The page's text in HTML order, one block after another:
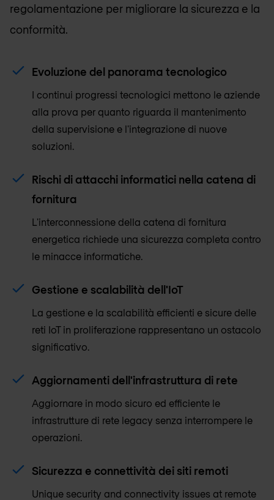
regolamentazione per migliorare la sicurezza e la
conformità.
Evoluzione del panorama tecnologico
I continui progressi tecnologici mettono le aziende
alla prova per quanto riguarda il mantenimento
della supervisione e l'integrazione di nuove
soluzioni.
Rischi di attacchi informatici nella catena di
fornitura
L'interconnessione della catena di fornitura
energetica richiede una sicurezza completa contro
le minacce informatiche.
Gestione e scalabilità dell'IoT
La gestione e la scalabilità efficienti e sicure delle
reti IoT in proliferazione rappresentano un ostacolo
significativo.
Aggiornamenti dell'infrastruttura di rete
Aggiornare in modo sicuro ed efficiente le
infrastrutture di rete legacy senza interrompere le
operazioni.
Sicurezza e connettività dei siti remoti
Unique security and connectivity issues at remote